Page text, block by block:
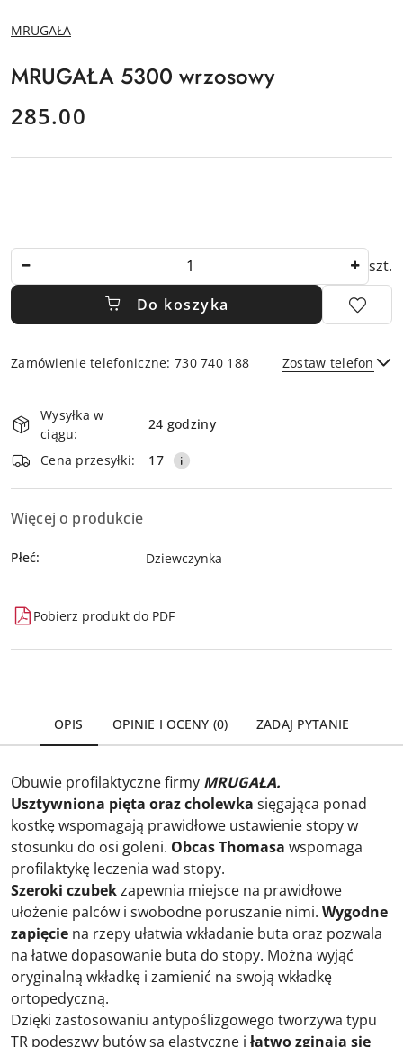
NAZWA
PRODUCENTA:
MRUGAŁA
MRUGAŁA 5300 wrzosowy
cena:
285.00
szt.
Do koszyka
Zamówienie telefoniczne: 730 740 188 Zostaw telefon
Dostępność
i
dostawa
Wysyłka w
ciągu:
24 godziny
Cena przesyłki: 17
Więcej o produkcie
Płeć: Dziewczynka
Pobierz produkt do PDF
OPIS OPINIE I OCENY (0) ZADAJ PYTANIE
Obuwie profilaktyczne firmy MRUGAŁA.
Usztywniona pięta oraz cholewka sięgająca ponad
kostkę wspomagają prawidłowe ustawienie stopy w
stosunku do osi goleni. Obcas Thomasa wspomaga
profilaktykę leczenia wad stopy.
Szeroki czubekzapewnia miejsce na prawidłowe
ułożenie palców i swobodne poruszanie nimi. Wygodne
zapięcie na rzepy ułatwia wkładanie buta oraz pozwala
na łatwe dopasowanie buta do stopy. Można wyjąć
oryginalną wkładkę i zamienić na swoją wkładkę
ortopedyczną.
Dzięki zastosowaniu antypoślizgowego tworzywa typu
TR podeszwy butów są elastyczne i łatwo zginają się